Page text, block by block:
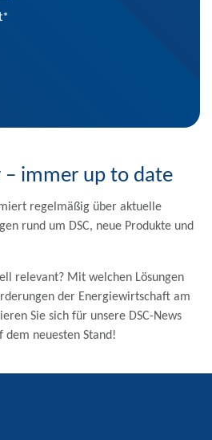
– immer up to date
regelmäßig über aktuelle
rund um DSC, neue Produkte und
relevant? Mit welchen Lösungen
der Energiewirtschaft am
Sie sich für unsere DSC-News
dem neuesten Stand!